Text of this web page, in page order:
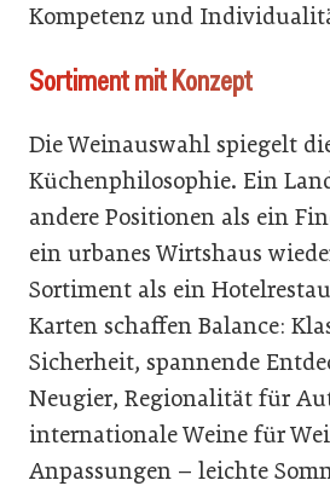
Kompetenz und
Sortiment mit Konzept
Die Weinauswahl spiegelt
Küchenphilosophie. Ein
andere Positionen als ein
ein urbanes Wirtshaus
Sortiment als ein
Karten schaffen Balance:
Sicherheit, spannende
Neugier, Regionalität für
internationale Weine für
Anpassungen – leichte